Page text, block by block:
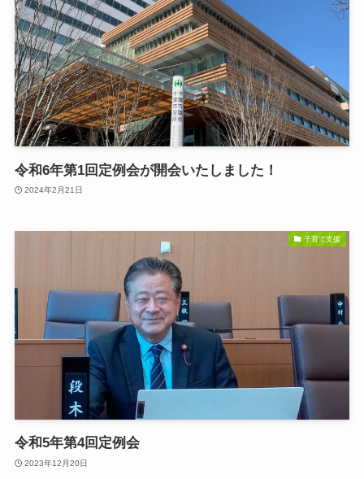
令和6年第1回定例会が開会いたしました！
2024年2月21日
子育て支援
令和5年第4回定例会
2023年12月20日